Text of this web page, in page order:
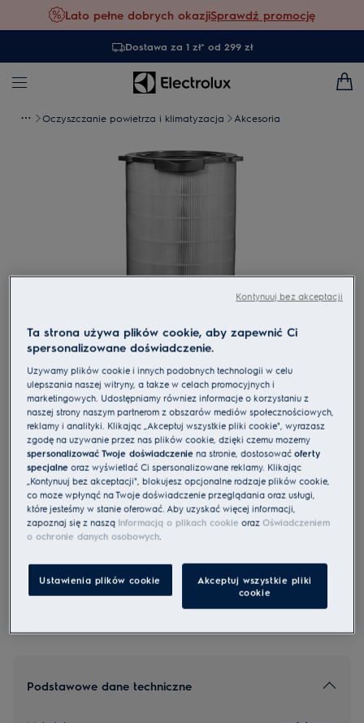
Lato pełne dobrych okazjiSprawdź promocję
Dostawa za 1 zł* od 299 zł
Oczyszczanie powietrza i klimatyzacja Akcesoria
Dotknij, aby powiększyć
EFDBRZ6
Filtr do oczyszczacza powietrza -
uniwersalny
2.3 (3)
Cechy
Optymalna filtracja powietrza w Twoim domu
domu
Podstawowe dane techniczne
Ta strona używa plików cookie, aby zapewnić Ci
spersonalizowane doświadczenie.
Używamy plików cookie i innych podobnych technologii w celu
ulepszania naszej witryny, a także w celach promocyjnych i
marketingowych. Udostępniamy również informacje o korzystaniu z
naszej strony naszym partnerom z obszarów mediów społecznościowych,
reklamy i analityki. Klikając „Akceptuj wszystkie pliki cookie", wyrażasz
zgodę na używanie przez nas plików cookie, dzięki czemu możemy
spersonalizować Twoje doświadczenie na stronie, dostosowaćoferty
specjalne oraz wyświetlać Ci spersonalizowane reklamy. Klikając
„Kontynuuj bez akceptacji", blokujesz opcjonalne rodzaje plików cookie,
co może wpłynąć na Twoje doświadczenie przeglądania oraz usługi,
które jesteśmy w stanie oferować. Aby uzyskać więcej informacji,
zapoznaj się z naszą Informacją o plikach cookie orazOświadczeniem
o ochronie danych osobowych.
Ustawienia plików cookie
Akceptuj wszystkie pliki
cookie
Kontynuuj bez akceptacji